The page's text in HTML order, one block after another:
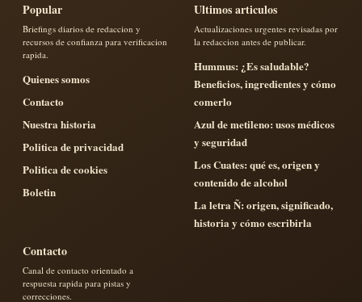
Popular
Briefings diarios de redaccion y
recursos de confianza para verificacion
rapida.
Quienes somos
Contacto
Nuestra historia
Politica de privacidad
Politica de cookies
Boletin
Ultimos articulos
Actualizaciones urgentes revisadas por
la redaccion antes de publicar.
Hummus: ¿Es saludable?
Beneficios, ingredientes y cómo
comerlo
Azul de metileno: usos médicos
y seguridad
Los Cuates: qué es, origen y
contenido de alcohol
La letra Ñ: origen, significado,
historia y cómo escribirla
Contacto
Canal de contacto orientado a
respuesta rapida para pistas y
correcciones.